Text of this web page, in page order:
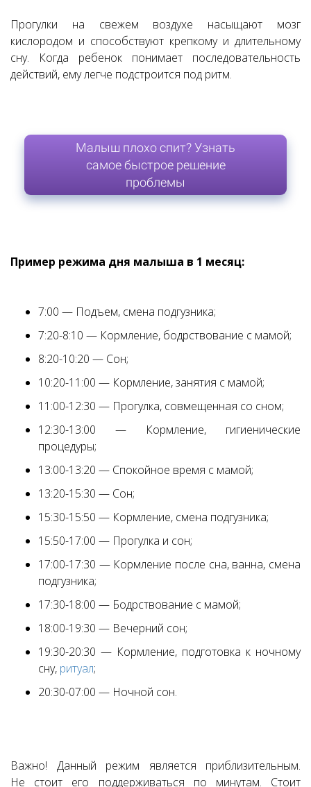
Прогулки на свежем воздухе насыщают мозг
кислородом и способствуют крепкому и длительному
сну. Когда ребенок понимает последовательность
действий, ему легче подстроится под ритм.
Малыш плохо спит? Узнать
самое быстрое решение
проблемы
Пример режима дня малыша в 1 месяц:
7:00 — Подъем, смена подгузника;
7:20-8:10 — Кормление, бодрствование с мамой;
8:20-10:20 — Сон;
10:20-11:00 — Кормление, занятия с мамой;
11:00-12:30 — Прогулка, совмещенная со сном;
12:30-13:00 — Кормление, гигиенические
процедуры;
13:00-13:20 — Спокойное время с мамой;
13:20-15:30 — Сон;
15:30-15:50 — Кормление, смена подгузника;
15:50-17:00 — Прогулка и сон;
17:00-17:30 — Кормление после сна, ванна, смена
подгузника;
17:30-18:00 — Бодрствование с мамой;
18:00-19:30 — Вечерний сон;
19:30-20:30 — Кормление, подготовка к ночному
сну, ритуал;
20:30-07:00 — Ночной сон.
Важно! Данный режим является приблизительным.
Не стоит его поддерживаться по минутам. Стоит